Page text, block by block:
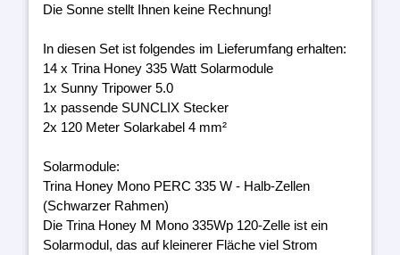
Die Sonne stellt Ihnen keine Rechnung!
In diesen Set ist folgendes im Lieferumfang erhalten:
14 x Trina Honey 335 Watt Solarmodule
1x Sunny Tripower 5.0
1x passende SUNCLIX Stecker
2x 120 Meter Solarkabel 4 mm²
Solarmodule:
Trina Honey Mono PERC 335 W - Halb-Zellen
(Schwarzer Rahmen)
Die Trina Honey M Mono 335Wp 120-Zelle ist ein
Solarmodul, das auf kleinerer Fläche viel Strom